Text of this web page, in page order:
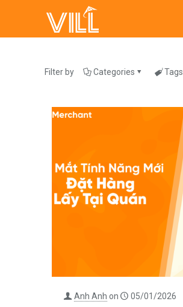
Filter by Categories Tags
Anh Anh on 05/01/2026